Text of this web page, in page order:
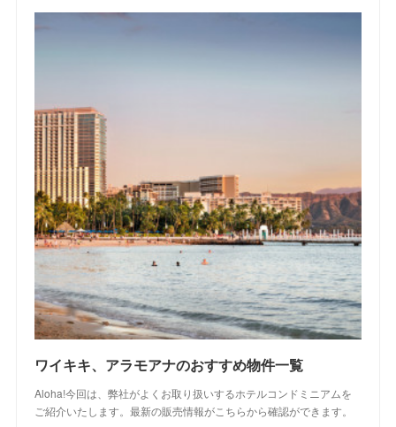
ワイキキ、アラモアナのおすすめ物件一覧
Aloha!今回は、弊社がよくお取り扱いするホテルコンドミニアムを
ご紹介いたします。最新の販売情報がこちらから確認ができます。